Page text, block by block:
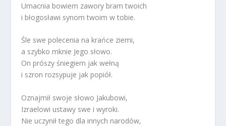
Umacnia bowiem zawory bram twoich
i błogosławi synom twoim w tobie.
Śle swe polecenia na krańce ziemi,
a szybko mknie Jego słowo.
On prószy śniegiem jak wełną
i szron rozsypuje jak popiół.
Oznajmił swoje słowo Jakubowi,
Izraelowi ustawy swe i wyroki.
Nie uczynił tego dla innych narodów,